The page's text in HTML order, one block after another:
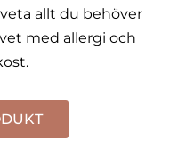
allt du behöver
med allergi och